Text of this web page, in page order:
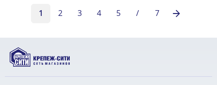
1 2 3 4 5 / 7